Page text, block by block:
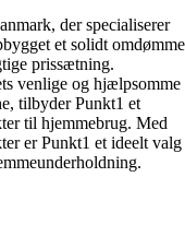
der specialiserer
et solidt omdømme
prissætning.
venlige og hjælpsomme
tilbyder Punkt1 et
til hjemmebrug. Med
er Punkt1 et ideelt valg